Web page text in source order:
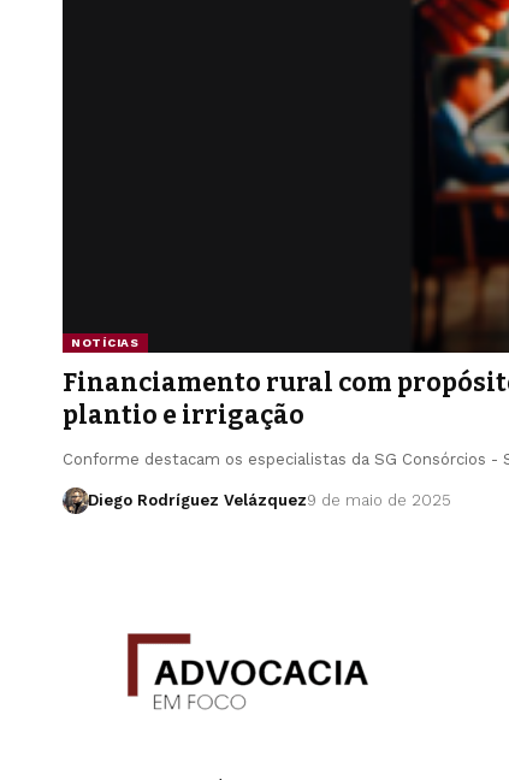
NOTÍCIAS
Financiamento rural com
plantio e irrigação
Conforme destacam os especialistas da SG Consórcios -
Diego Rodríguez Velázquez9 de maio de 2025